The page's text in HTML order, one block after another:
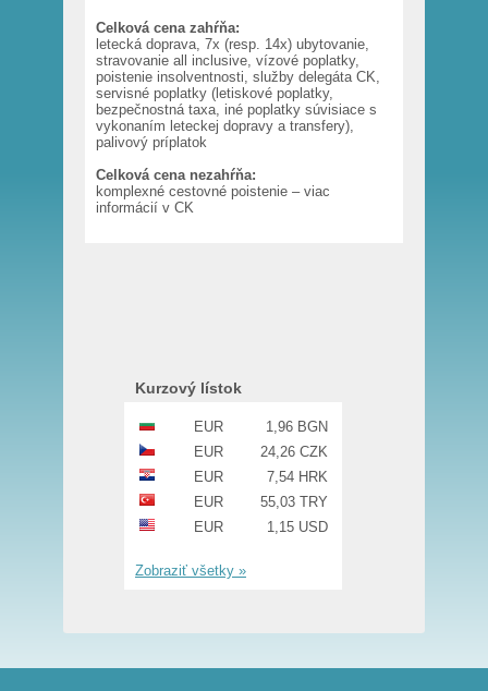
Celková cena zahŕňa:
letecká doprava, 7x (resp. 14x) ubytovanie,
stravovanie all inclusive, vízové poplatky,
poistenie insolventnosti, služby delegáta CK,
servisné poplatky (letiskové poplatky,
bezpečnostná taxa, iné poplatky súvisiace s
vykonaním leteckej dopravy a transfery),
palivový príplatok
Celková cena nezahŕňa:
komplexné cestovné poistenie – viac
informácií v CK
Kurzový lístok
EUR
1,96 BGN
EUR
24,26 CZK
EUR
7,54 HRK
EUR
55,03 TRY
EUR
1,15 USD
Zobraziť všetky »